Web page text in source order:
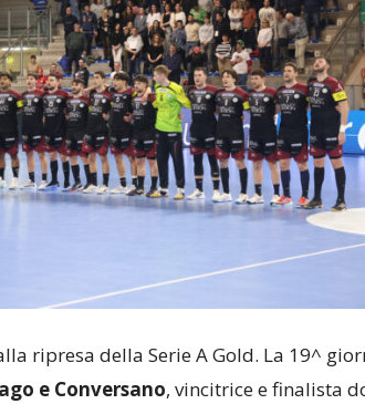
ripresa della Serie A Gold. La 19^
e Conversano, vincitrice e finalista